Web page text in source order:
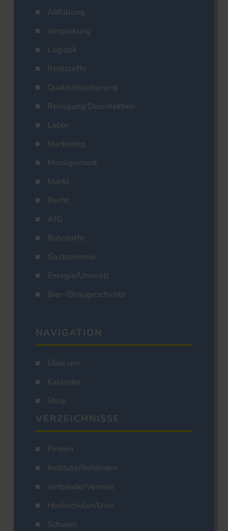
Abfüllung
Verpackung
Logistik
Reststoffe
Qualitätssicherung
Reinigung/Desinfektion
Labor
Marketing
Management
Markt
Recht
AfG
Rohstoffe
Gastronomie
Energie/Umwelt
Bier-/Braugeschichte
NAVIGATION
Über uns
Kalender
Shop
VERZEICHNISSE
Firmen
Institute/Behörden
Verbände/Vereine
Hochschulen/Unis
Schulen